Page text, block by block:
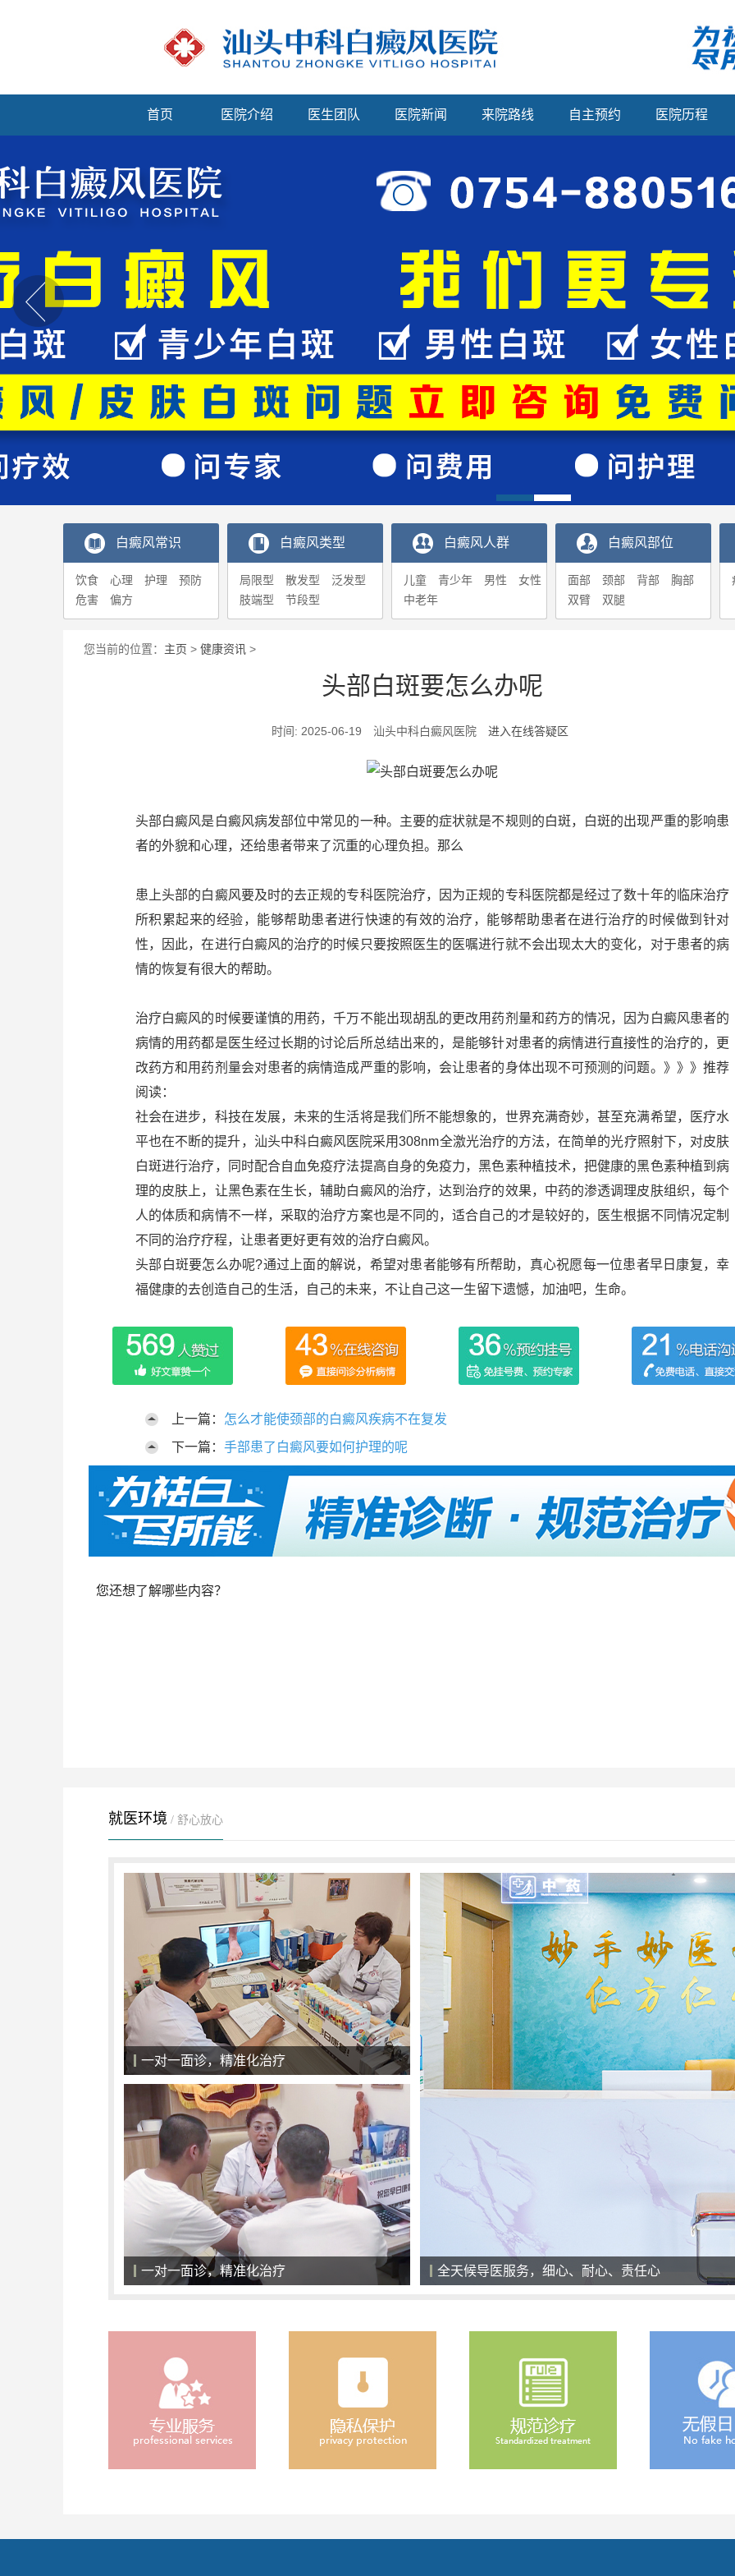
首页 医院介绍 医生团队 医院新闻 来院路线 自主预约 医院历程
白癜风常识
饮食 心理 护理
预防
危害
偏方
白癜风类型
局限型 散发型
泛发型
肢端型
节段型
白癜风人群
儿童 青少年 男性
女性
中老年
白癜风部位
面部 颈部 背部
胸部
双臂
双腿
您当前的位置： 主页 > 健康资讯 >
头部白斑要怎么办呢
时间: 2025-06-19 汕头中科白癜风医院 进入在线答疑区
头部白癜风是白癜风病发部位中常见的一种。主要的症状就是不规则的白斑，白斑的出现严重的影响患
者的外貌和心理，还给患者带来了沉重的心理负担。那么
患上头部的白癜风要及时的去正规的专科医院治疗，因为正规的专科医院都是经过了数十年的临床治疗
所积累起来的经验，能够帮助患者进行快速的有效的治疗，能够帮助患者在进行治疗的时候做到针对
性，因此，在进行白癜风的治疗的时候只要按照医生的医嘱进行就不会出现太大的变化，对于患者的病
情的恢复有很大的帮助。
治疗白癜风的时候要谨慎的用药，千万不能出现胡乱的更改用药剂量和药方的情况，因为白癜风患者的
病情的用药都是医生经过长期的讨论后所总结出来的，是能够针对患者的病情进行直接性的治疗的，更
改药方和用药剂量会对患者的病情造成严重的影响，会让患者的身体出现不可预测的问题。》》》推荐
阅读：
社会在进步，科技在发展，未来的生活将是我们所不能想象的，世界充满奇妙，甚至充满希望，医疗水
平也在不断的提升，汕头中科白癜风医院采用308nm全激光治疗的方法，在简单的光疗照射下，对皮肤
白斑进行治疗，同时配合自血免疫疗法提高自身的免疫力，黑色素种植技术，把健康的黑色素种植到病
理的皮肤上，让黑色素在生长，辅助白癜风的治疗，达到治疗的效果，中药的渗透调理皮肤组织，每个
人的体质和病情不一样，采取的治疗方案也是不同的，适合自己的才是较好的，医生根据不同情况定制
不同的治疗疗程，让患者更好更有效的治疗白癜风。
头部白斑要怎么办呢?通过上面的解说，希望对患者能够有所帮助，真心祝愿每一位患者早日康复，幸
福健康的去创造自己的生活，自己的未来，不让自己这一生留下遗憾，加油吧，生命。
上一篇： 怎么才能使颈部的白癜风疾病不在复发
下一篇： 手部患了白癜风要如何护理的呢
您还想了解哪些内容？
就医环境 / 舒心放心
专业仪器科普，治疗心中有数
医院就诊大厅，一切以患者为中心